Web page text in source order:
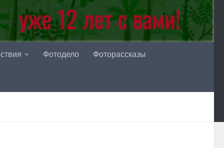
Фотодело Фоторассказы